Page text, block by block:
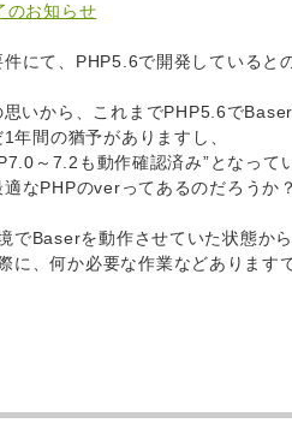
のお知らせ
にて、PHP5.6で開発していると
いから、これまでPHP5.6で
年間の猶予がありますし、
～7.2も動作確認済み”となって
なPHPのverってあるのだろうか
でBaserを動作させていた状態から
に、何か必要な作業などあります